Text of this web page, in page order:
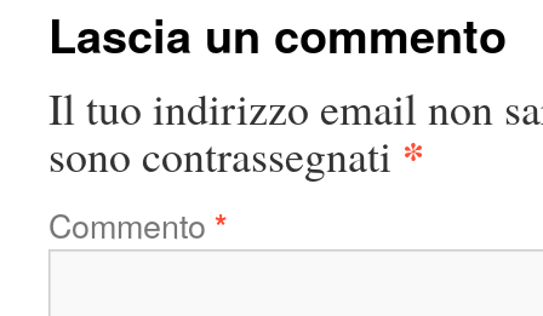
Lascia un commento
Il tuo indirizzo email non
sono contrassegnati *
Commento *